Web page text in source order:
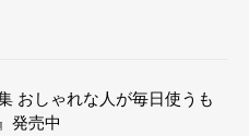
おしゃれな人が毎日使うも
発売中